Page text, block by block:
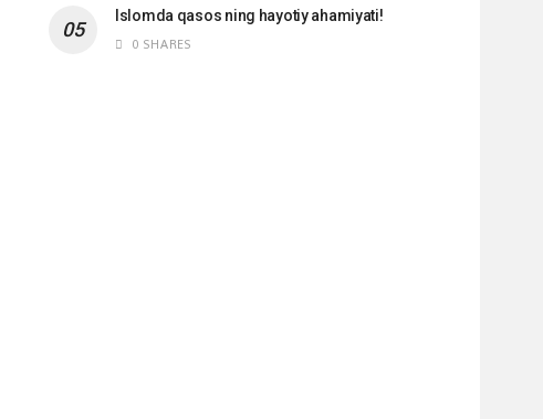
Islomda qasos ning hayotiy ahamiyati!
0 SHARES